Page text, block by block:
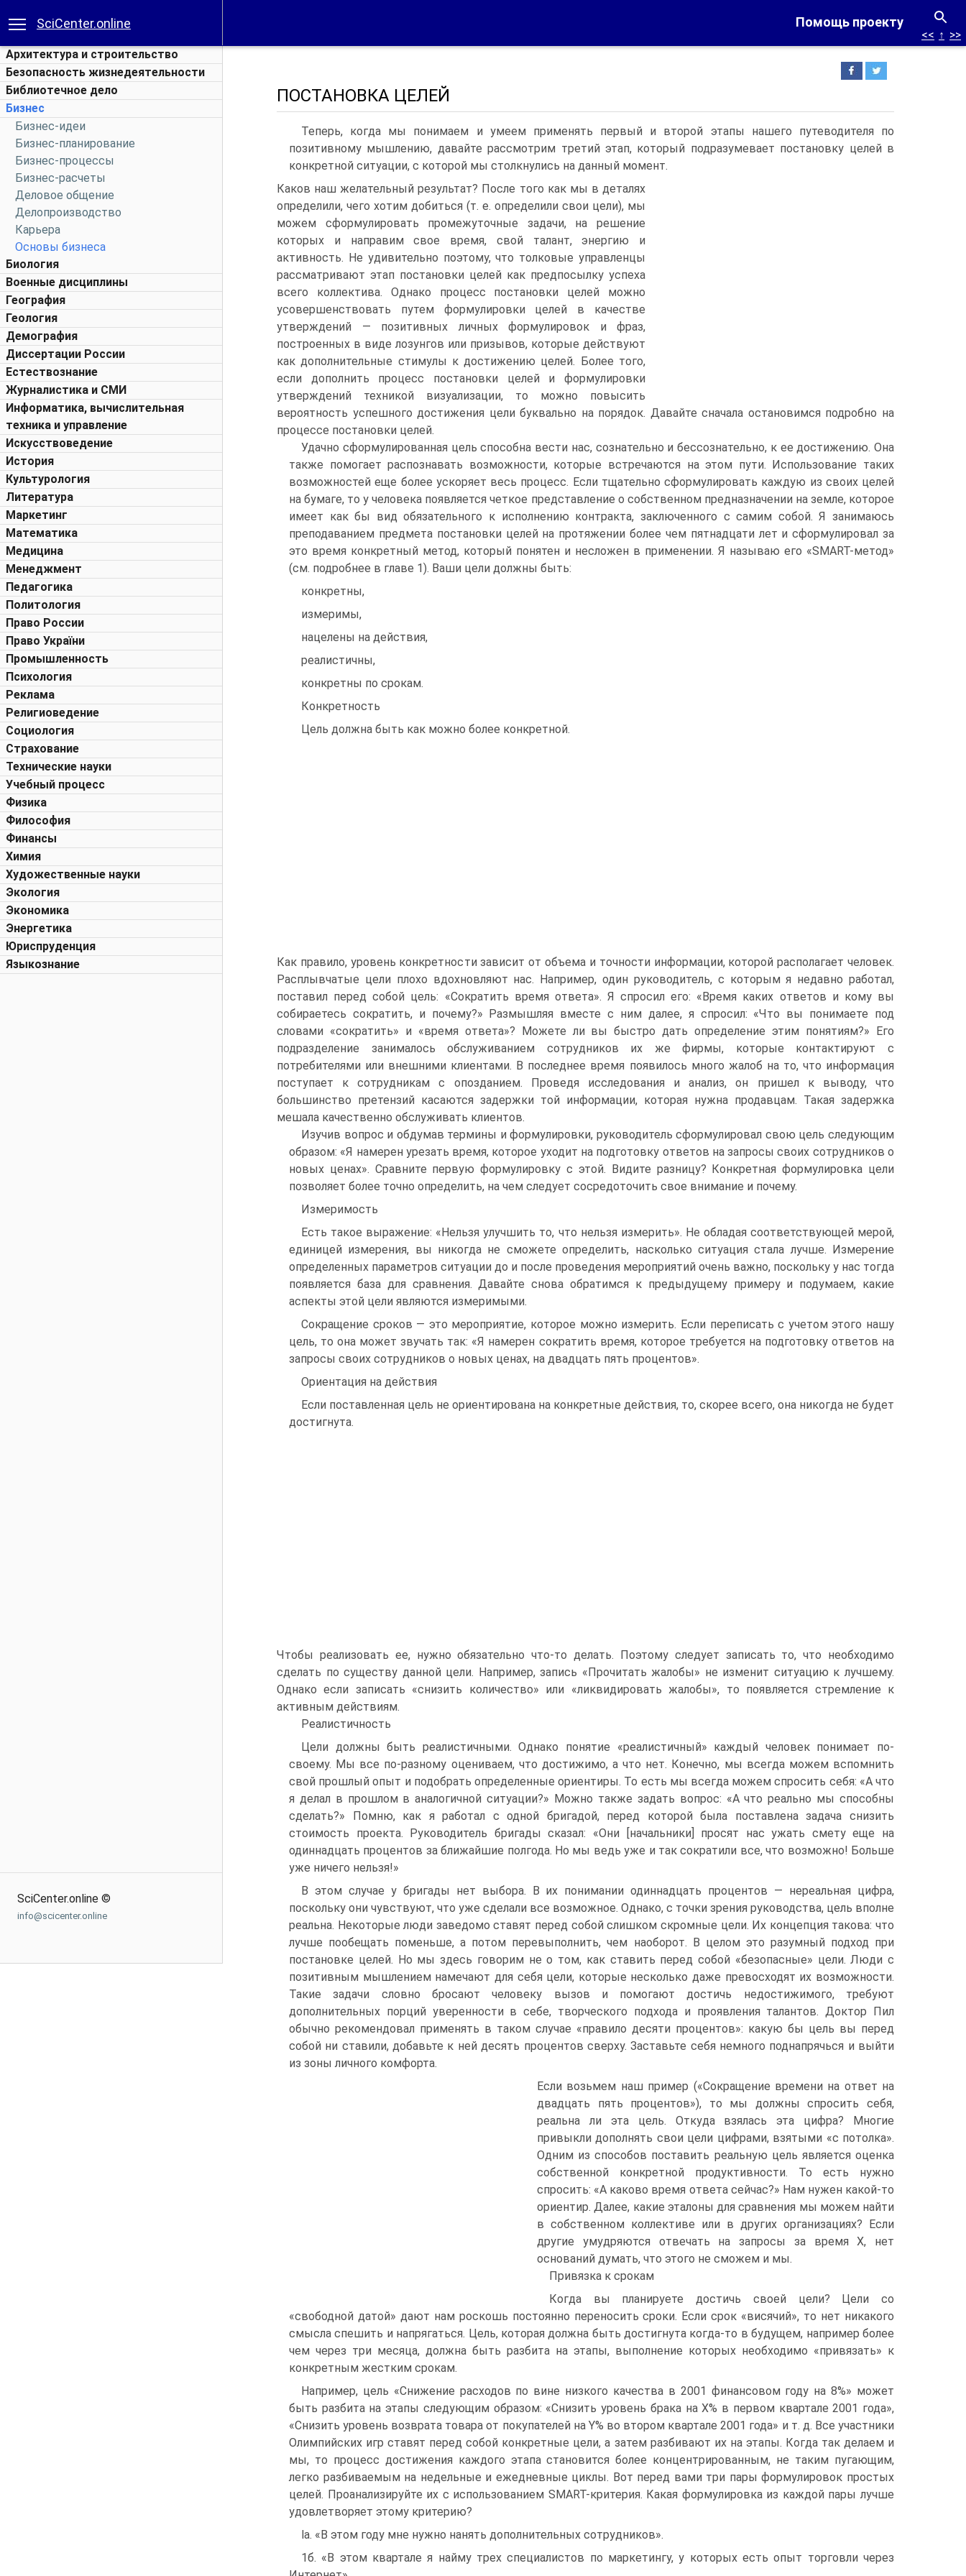
Помощь проекту
SciCenter.online
Архитектура и строительство
Безопасность жизнедеятельности
Библиотечное дело
Бизнес
Бизнес-идеи
Бизнес-планирование
Бизнес-процессы
Бизнес-расчеты
Деловое общение
Делопроизводство
Карьера
Основы бизнеса
Биология
Военные дисциплины
География
Геология
Демография
Диссертации России
Естествознание
Журналистика и СМИ
Информатика, вычислительная
техника и управление
Искусствоведение
История
Культурология
Литература
Маркетинг
Математика
Медицина
Менеджмент
Педагогика
Политология
Право России
Право України
Промышленность
Психология
Реклама
Религиоведение
Социология
Страхование
Технические науки
Учебный процесс
Физика
Философия
Финансы
Химия
Художественные науки
Экология
Экономика
Энергетика
Юриспруденция
Языкознание
SciCenter.online ©
info@scicenter.online
<< ↑ >>
ПОСТАНОВКА ЦЕЛЕЙ
Теперь, когда мы понимаем и умеем применять первый и второй этапы нашего путеводителя по
позитивному мышлению, давайте рассмотрим третий этап, который подразумевает постановку целей в
конкретной ситуации, с которой мы столкнулись на данный момент.
Каков наш желательный результат? После того как мы в деталях
определили, чего хотим добиться (т. е. определили свои цели), мы
можем сформулировать промежуточные задачи, на решение
которых и направим свое время, свой талант, энергию и
активность. Не удивительно поэтому, что толковые управленцы
рассматривают этап постановки целей как предпосылку успеха
всего коллектива. Однако процесс постановки целей можно
усовершенствовать путем формулировки целей в качестве
утверждений — позитивных личных формулировок и фраз,
построенных в виде лозунгов или призывов, которые действуют
как дополнительные стимулы к достижению целей. Более того,
если дополнить процесс постановки целей и формулировки
утверждений техникой визуализации, то можно повысить
вероятность успешного достижения цели буквально на порядок. Давайте сначала остановимся подробно на
процессе постановки целей.
Удачно сформулированная цель способна вести нас, сознательно и бессознательно, к ее достижению. Она
также помогает распознавать возможности, которые встречаются на этом пути. Использование таких
возможностей еще более ускоряет весь процесс. Если тщательно сформулировать каждую из своих целей
на бумаге, то у человека появляется четкое представление о собственном предназначении на земле, которое
имеет как бы вид обязательного к исполнению контракта, заключенного с самим собой. Я занимаюсь
преподаванием предмета постановки целей на протяжении более чем пятнадцати лет и сформулировал за
это время конкретный метод, который понятен и несложен в применении. Я называю его «SMART-метод»
(см. подробнее в главе 1). Ваши цели должны быть:
конкретны,
измеримы,
нацелены на действия,
реалистичны,
конкретны по срокам.
Конкретность
Цель должна быть как можно более конкретной.
Как правило, уровень конкретности зависит от объема и точности информации, которой располагает человек.
Расплывчатые цели плохо вдохновляют нас. Например, один руководитель, с которым я недавно работал,
поставил перед собой цель: «Сократить время ответа». Я спросил его: «Время каких ответов и кому вы
собираетесь сократить, и почему?» Размышляя вместе с ним далее, я спросил: «Что вы понимаете под
словами «сократить» и «время ответа»? Можете ли вы быстро дать определение этим понятиям?» Его
подразделение занималось обслуживанием сотрудников их же фирмы, которые контактируют с
потребителями или внешними клиентами. В последнее время появилось много жалоб на то, что информация
поступает к сотрудникам с опозданием. Проведя исследования и анализ, он пришел к выводу, что
большинство претензий касаются задержки той информации, которая нужна продавцам. Такая задержка
мешала качественно обслуживать клиентов.
Изучив вопрос и обдумав термины и формулировки, руководитель сформулировал свою цель следующим
образом: «Я намерен урезать время, которое уходит на подготовку ответов на запросы своих сотрудников о
новых ценах». Сравните первую формулировку с этой. Видите разницу? Конкретная формулировка цели
позволяет более точно определить, на чем следует сосредоточить свое внимание и почему.
Измеримость
Есть такое выражение: «Нельзя улучшить то, что нельзя измерить». Не обладая соответствующей мерой,
единицей измерения, вы никогда не сможете определить, насколько ситуация стала лучше. Измерение
определенных параметров ситуации до и после проведения мероприятий очень важно, поскольку у нас тогда
появляется база для сравнения. Давайте снова обратимся к предыдущему примеру и подумаем, какие
аспекты этой цели являются измеримыми.
Сокращение сроков — это мероприятие, которое можно измерить. Если переписать с учетом этого нашу
цель, то она может звучать так: «Я намерен сократить время, которое требуется на подготовку ответов на
запросы своих сотрудников о новых ценах, на двадцать пять процентов».
Ориентация на действия
Если поставленная цель не ориентирована на конкретные действия, то, скорее всего, она никогда не будет
достигнута.
Чтобы реализовать ее, нужно обязательно что-то делать. Поэтому следует записать то, что необходимо
сделать по существу данной цели. Например, запись «Прочитать жалобы» не изменит ситуацию к лучшему.
Однако если записать «снизить количество» или «ликвидировать жалобы», то появляется стремление к
активным действиям.
Реалистичность
Цели должны быть реалистичными. Однако понятие «реалистичный» каждый человек понимает по-
своему. Мы все по-разному оцениваем, что достижимо, а что нет. Конечно, мы всегда можем вспомнить
свой прошлый опыт и подобрать определенные ориентиры. То есть мы всегда можем спросить себя: «А что
я делал в прошлом в аналогичной ситуации?» Можно также задать вопрос: «А что реально мы способны
сделать?» Помню, как я работал с одной бригадой, перед которой была поставлена задача снизить
стоимость проекта. Руководитель бригады сказал: «Они [начальники] просят нас ужать смету еще на
одиннадцать процентов за ближайшие полгода. Но мы ведь уже и так сократили все, что возможно! Больше
уже ничего нельзя!»
В этом случае у бригады нет выбора. В их понимании одиннадцать процентов — нереальная цифра,
поскольку они чувствуют, что уже сделали все возможное. Однако, с точки зрения руководства, цель вполне
реальна. Некоторые люди заведомо ставят перед собой слишком скромные цели. Их концепция такова: что
лучше пообещать поменьше, а потом перевыполнить, чем наоборот. В целом это разумный подход при
постановке целей. Но мы здесь говорим не о том, как ставить перед собой «безопасные» цели. Люди с
позитивным мышлением намечают для себя цели, которые несколько даже превосходят их возможности.
Такие задачи словно бросают человеку вызов и помогают достичь недостижимого, требуют
дополнительных порций уверенности в себе, творческого подхода и проявления талантов. Доктор Пил
обычно рекомендовал применять в таком случае «правило десяти процентов»: какую бы цель вы перед
собой ни ставили, добавьте к ней десять процентов сверху. Заставьте себя немного поднапрячься и выйти
из зоны личного комфорта.
Если возьмем наш пример («Сокращение времени на ответ на
двадцать пять процентов»), то мы должны спросить себя,
реальна ли эта цель. Откуда взялась эта цифра? Многие
привыкли дополнять свои цели цифрами, взятыми «с потолка».
Одним из способов поставить реальную цель является оценка
собственной конкретной продуктивности. То есть нужно
спросить: «А каково время ответа сейчас?» Нам нужен какой-то
ориентир. Далее, какие эталоны для сравнения мы можем найти
в собственном коллективе или в других организациях? Если
другие умудряются отвечать на запросы за время X, нет
оснований думать, что этого не сможем и мы.
Привязка к срокам
Когда вы планируете достичь своей цели? Цели со
«свободной датой» дают нам роскошь постоянно переносить сроки. Если срок «висячий», то нет никакого
смысла спешить и напрягаться. Цель, которая должна быть достигнута когда-то в будущем, например более
чем через три месяца, должна быть разбита на этапы, выполнение которых необходимо «привязать» к
конкретным жестким срокам.
Например, цель «Снижение расходов по вине низкого качества в 2001 финансовом году на 8%» может
быть разбита на этапы следующим образом: «Снизить уровень брака на Х% в первом квартале 2001 года»,
«Снизить уровень возврата товара от покупателей на Y% во втором квартале 2001 года» и т. д. Все участники
Олимпийских игр ставят перед собой конкретные цели, а затем разбивают их на этапы. Когда так делаем и
мы, то процесс достижения каждого этапа становится более концентрированным, не таким пугающим,
легко разбиваемым на недельные и ежедневные циклы. Вот перед вами три пары формулировок простых
целей. Проанализируйте их с использованием SMART-критерия. Какая формулировка из каждой пары лучше
удовлетворяет этому критерию?
la. «В этом году мне нужно нанять дополнительных сотрудников».
1б. «В этом квартале я найму трех специалистов по маркетингу, у которых есть опыт торговли через